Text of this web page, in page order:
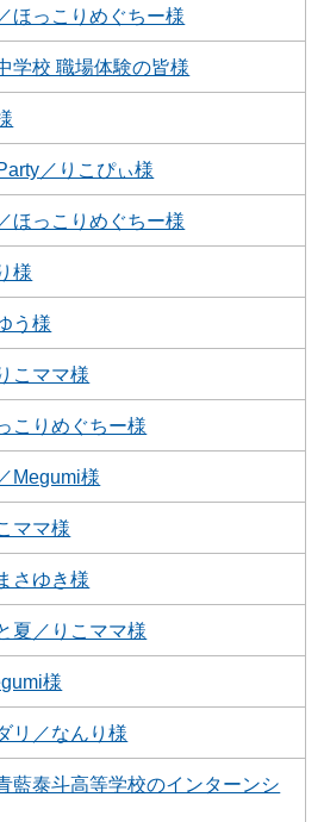
ほっこりめぐちー様
学校 職場体験の皆様
／りこぴぃ様
ほっこりめぐちー様
様
う様
こママ様
こりめぐちー様
Megumi様
ママ様
さゆき様
夏／りこママ様
様
リ／なんり様
藍泰斗高等学校のインターンシ